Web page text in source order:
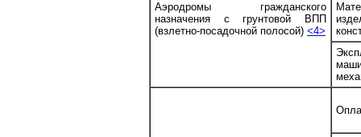
Аэродромы гражданского
назначения с грунтовой ВПП
(взлетно-посадочной полосой) <4>